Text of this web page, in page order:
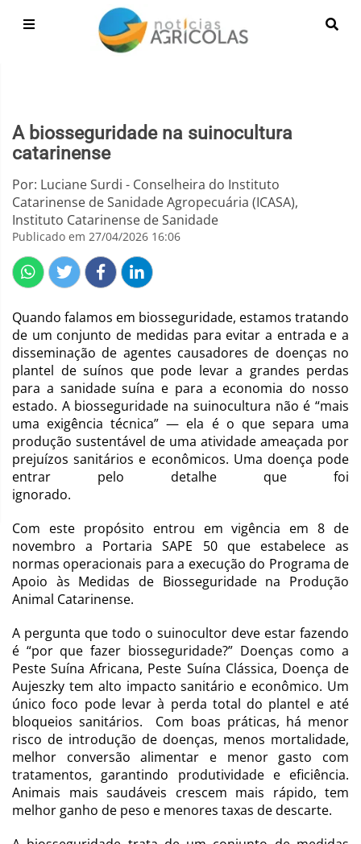
A biosseguridade na suinocultura
catarinense
Por: Luciane Surdi - Conselheira do Instituto
Catarinense de Sanidade Agropecuária (ICASA),
Instituto Catarinense de Sanidade
Publicado em 27/04/2026 16:06
Quando falamos em biosseguridade, estamos tratando
de um conjunto de medidas para evitar a entrada e a
disseminação de agentes causadores de doenças no
plantel de suínos que pode levar a grandes perdas
para a sanidade suína e para a economia do nosso
estado. A biosseguridade na suinocultura não é “mais
uma exigência técnica” — ela é o que separa uma
produção sustentável de uma atividade ameaçada por
prejuízos sanitários e econômicos. Uma doença pode
entrar pelo detalhe que foi
ignorado.
Com este propósito entrou em vigência em 8 de
novembro a Portaria SAPE 50 que estabelece as
normas operacionais para a execução do Programa de
Apoio às Medidas de Biosseguridade na Produção
Animal Catarinense.
A pergunta que todo o suinocultor deve estar fazendo
é “por que fazer biosseguridade?” Doenças como a
Peste Suína Africana, Peste Suína Clássica, Doença de
Aujeszky tem alto impacto sanitário e econômico. Um
único foco pode levar à perda total do plantel e até
bloqueios sanitários. Com boas práticas, há menor
risco de introdução de doenças, menos mortalidade,
melhor conversão alimentar e menor gasto com
tratamentos, garantindo produtividade e eficiência.
Animais mais saudáveis crescem mais rápido, tem
melhor ganho de peso e menores taxas de descarte.